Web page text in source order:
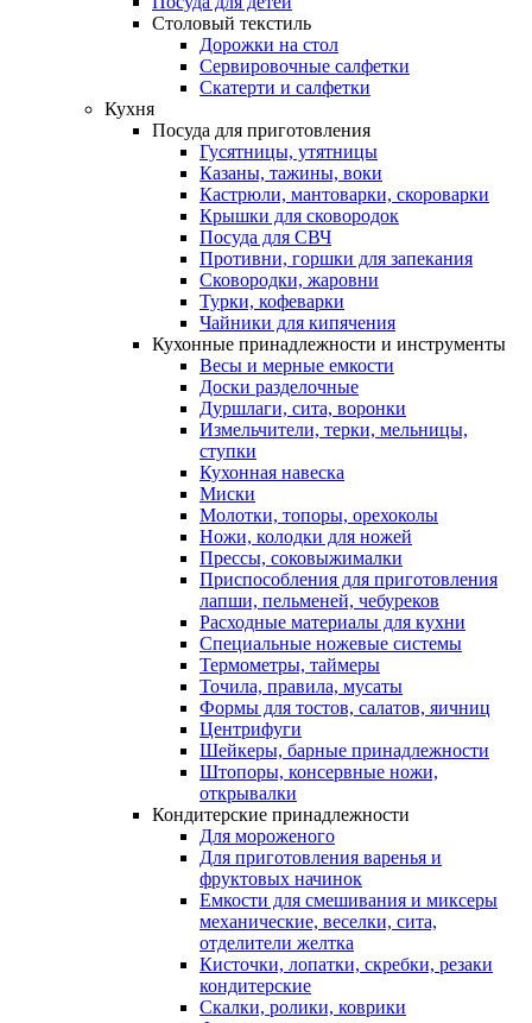
Столовый текстиль
Дорожки на стол
Сервировочные салфетки
Скатерти и салфетки
Кухня
Посуда для приготовления
Гусятницы, утятницы
Казаны, тажины, воки
Кастрюли, мантоварки, скороварки
Крышки для сковородок
Посуда для СВЧ
Противни, горшки для запекания
Сковородки, жаровни
Турки, кофеварки
Чайники для кипячения
Кухонные принадлежности и инструменты
Весы и мерные емкости
Доски разделочные
Дуршлаги, сита, воронки
Измельчители, терки, мельницы,
ступки
Кухонная навеска
Миски
Молотки, топоры, орехоколы
Ножи, колодки для ножей
Прессы, соковыжималки
Приспособления для приготовления
лапши, пельменей, чебуреков
Расходные материалы для кухни
Специальные ножевые системы
Термометры, таймеры
Точила, правила, мусаты
Формы для тостов, салатов, яичниц
Центрифуги
Шейкеры, барные принадлежности
Штопоры, консервные ножи,
открывалки
Кондитерские принадлежности
Для мороженого
Для приготовления варенья и
фруктовых начинок
Емкости для смешивания и миксеры
механические, веселки, сита,
отделители желтка
Кисточки, лопатки, скребки, резаки
кондитерские
Скалки, ролики, коврики